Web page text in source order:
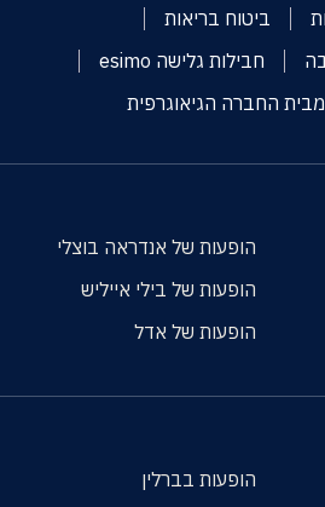
ביטוח בריאות
חבילות גלישה esimo
מבית החברה הגיאוגרפית
הופעות של אנדראה בוצלי
הופעות של בילי אייליש
הופעות של אדל
הופעות בברלין